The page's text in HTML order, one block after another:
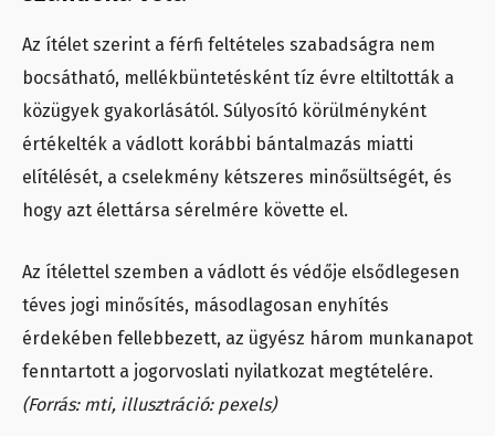
Az ítélet szerint a férfi feltételes szabadságra nem
bocsátható, mellékbüntetésként tíz évre eltiltották a
közügyek gyakorlásától. Súlyosító körülményként
értékelték a vádlott korábbi bántalmazás miatti
elítélését, a cselekmény kétszeres minősültségét, és
hogy azt élettársa sérelmére követte el.
Az ítélettel szemben a vádlott és védője elsődlegesen
téves jogi minősítés, másodlagosan enyhítés
érdekében fellebbezett, az ügyész három munkanapot
fenntartott a jogorvoslati nyilatkozat megtételére.
(Forrás: mti, illusztráció: pexels)